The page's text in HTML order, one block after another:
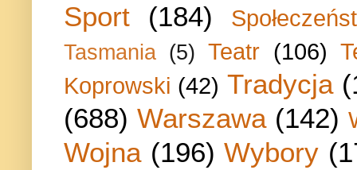
Sport (184)
Tasmania (5) Teatr (106)
Koprowski (42) Tradycja
(688) Warszawa (142)
Wojna (196) Wybory